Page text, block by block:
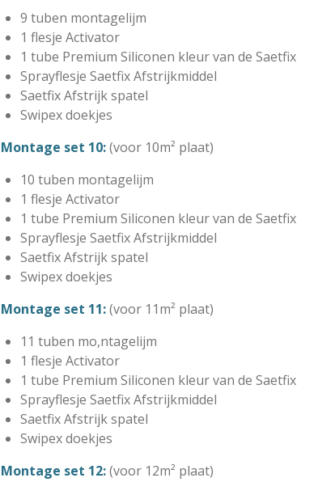
9 tuben montagelijm
1 flesje Activator
1 tube Premium Siliconen kleur van de Saetfix
Sprayflesje Saetfix Afstrijkmiddel
Saetfix Afstrijk spatel
Swipex doekjes
Montage set 10:(voor 10m² plaat)
10 tuben montagelijm
1 flesje Activator
1 tube Premium Siliconen kleur van de Saetfix
Sprayflesje Saetfix Afstrijkmiddel
Saetfix Afstrijk spatel
Swipex doekjes
Montage set 11:(voor 11m² plaat)
11 tuben mo,ntagelijm
1 flesje Activator
1 tube Premium Siliconen kleur van de Saetfix
Sprayflesje Saetfix Afstrijkmiddel
Saetfix Afstrijk spatel
Swipex doekjes
Montage set 12:(voor 12m² plaat)